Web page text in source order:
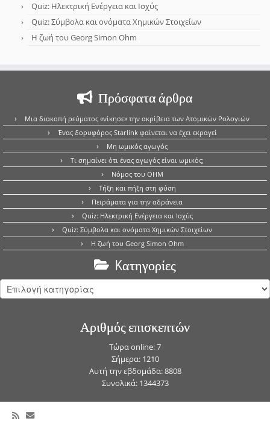
Quiz: Ηλεκτρική Ενέργεια και Ισχύς
Quiz: Σύμβολα και ονόματα Χημικών Στοιχείων
Η ζωή του Georg Simon Ohm
Πρόσφατα άρθρα
Μια διακοπή ρεύματος «νίκησε» την ακρίβεια των Ατομικών Ρολογιών
Ένας δορυφόρος Starlink φαίνεται να έχει εκραγεί
Μη ωμικός αγωγός
Τι σημαίνει ότι ένας αγωγός είναι ωμικός;
Νόμος του OHM
Τήξη και πήξη στη φύση
Πειράματα για την αδράνεια
Quiz: Ηλεκτρική Ενέργεια και Ισχύς
Quiz: Σύμβολα και ονόματα Χημικών Στοιχείων
Η ζωή του Georg Simon Ohm
Kατηγορίες
Kατηγορίες
Αριθμός επισκεπτών
Τώρα online: 7
Σήμερα: 1210
Αυτή την εβδομάδα: 8808
Συνολικά: 1344373